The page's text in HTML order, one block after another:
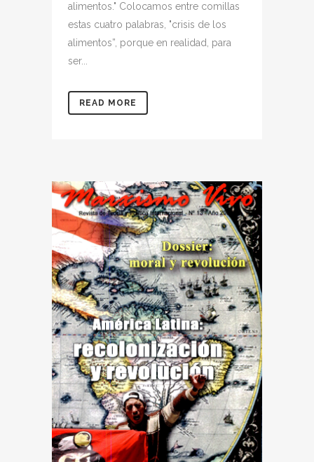
alimentos." Colocamos entre comillas
estas cuatro palabras, "crisis de los
alimentos”, porque en realidad, para
ser...
READ MORE